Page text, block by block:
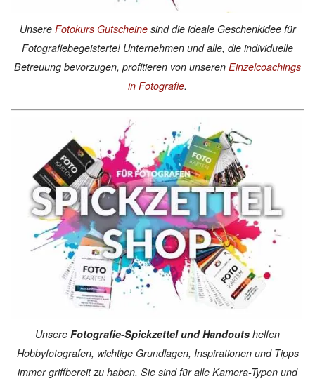
Unsere Fotokurs Gutscheinesind die ideale Geschenkidee für
Fotografiebegeisterte! Unternehmen und alle, die individuelle
Betreuung bevorzugen, profitieren von unseren Einzelcoachings
in Fotografie.
Unsere Fotografie-Spickzettel und Handouts helfen
Hobbyfotografen, wichtige Grundlagen, Inspirationen und Tipps
immer griffbereit zu haben. Sie sind für alle Kamera-Typen und